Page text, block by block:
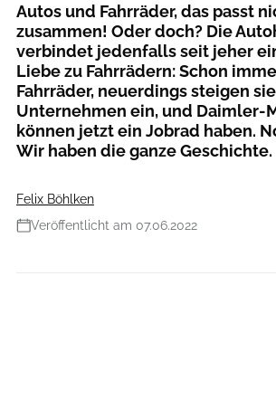
Autos und Fahrräder, das passt
zusammen! Oder doch? Die
verbindet jedenfalls seit jeher
Liebe zu Fahrrädern: Schon
Fahrräder, neuerdings steigen
Unternehmen ein, und Daimler-
können jetzt ein Jobrad haben.
Wir haben die ganze Geschichte.
Felix Böhlken
Veröffentlicht am 07.06.2022